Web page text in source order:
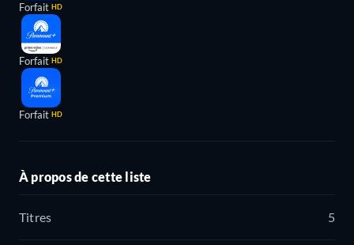
Forfait HD
Forfait HD
Forfait HD
À propos de cette liste
Titres 5